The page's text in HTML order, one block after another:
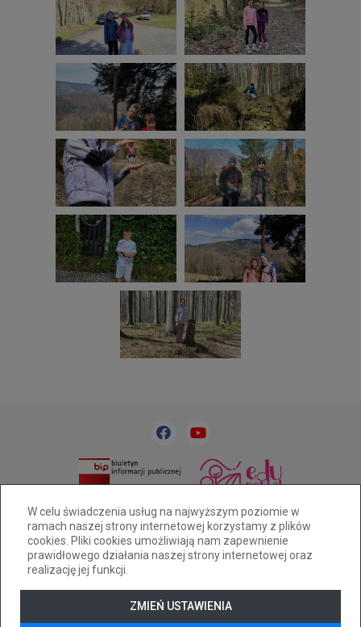
W celu świadczenia usług na najwyższym poziomie w
ramach naszej strony internetowej korzystamy z plików
cookies. Pliki cookies umożliwiają nam zapewnienie
prawidłowego działania naszej strony internetowej oraz
realizację jej funkcji.
ZMIEŃ USTAWIENIA
33 818 31 84
sp32@cuw.bielsko-biala.pl
Bielsko-Biała, ul. Cieszyńska 393
Deklaracja dostępności
Tryb wysokiego kontrastu